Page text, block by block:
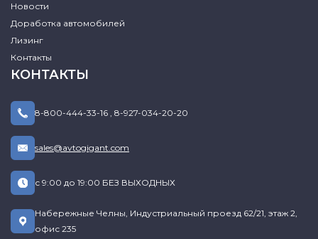
Новости
Доработка автомобилей
Лизинг
Контакты
КОНТАКТЫ
8-800-444-33-16 , 8-927-034-20-20
sales@avtogigant.com
с 9:00 до 19:00 БЕЗ ВЫХОДНЫХ
Набережные Челны, Индустриальный проезд 62/21, этаж 2,
офис 235